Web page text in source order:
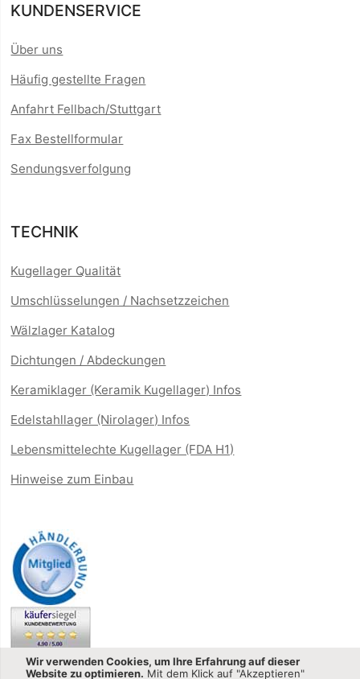
Wir verwenden Cookies, um Ihre Erfahrung auf dieser
Website zu optimieren. Mit dem Klick auf "Akzeptieren"
KUNDENSERVICE
Über uns
Häufig gestellte Fragen
Anfahrt Fellbach/Stuttgart
Fax Bestellformular
Sendungsverfolgung
TECHNIK
Kugellager Qualität
Umschlüsselungen / Nachsetzzeichen
Wälzlager Katalog
Dichtungen / Abdeckungen
Keramiklager (Keramik Kugellager) Infos
Edelstahllager (Nirolager) Infos
Lebensmittelechte Kugellager (FDA H1)
Hinweise zum Einbau